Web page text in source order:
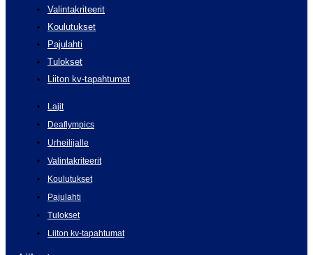
Valintakriteerit
Koulutukset
Pajulahti
Tulokset
Liiton kv-tapahtumat
Lajit
Deaflympics
Urheilijalle
Valintakriteerit
Koulutukset
Pajulahti
Tulokset
Liiton kv-tapahtumat